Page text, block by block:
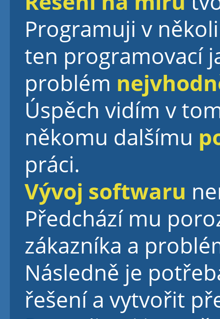
Programuji v
ten programovací
problém
Úspěch vidím v
někomu dalšímu
práci.
Vývoj softwaru
Předchází mu
zákazníka a
Následně je
řešení a vytvořit